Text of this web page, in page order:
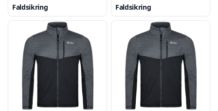
Faldsikring Faldsikring